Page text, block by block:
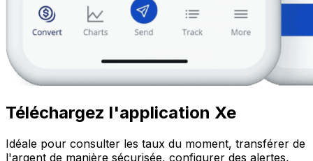
Téléchargez l'application Xe
Idéale pour consulter les taux du moment, transférer de
l'argent de manière sécurisée, configurer des alertes,